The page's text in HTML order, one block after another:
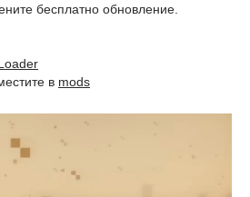
бесплатно обновление.
в mods